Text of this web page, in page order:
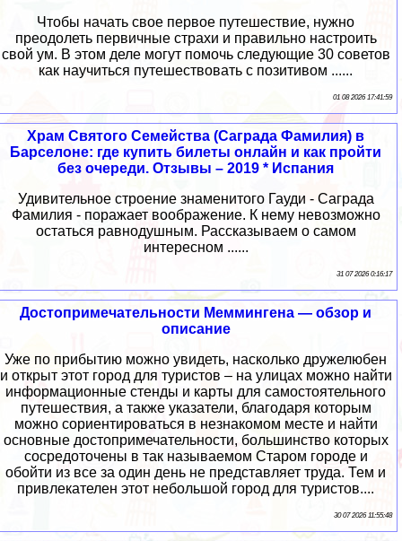
Чтобы начать свое первое путешествие, нужно
преодолеть первичные страхи и правильно настроить
свой ум. В этом деле могут помочь следующие 30 советов
как научиться путешествовать с позитивом ......
01 08 2026 17:41:59
Храм Святого Семейства (Саграда Фамилия) в
Барселоне: где купить билеты онлайн и как пройти
без очереди. Отзывы – 2019 * Испания
Удивительное строение знаменитого Гауди - Саграда
Фамилия - поражает воображение. К нему невозможно
остаться равнодушным. Рассказываем о самом
интересном ......
31 07 2026 0:16:17
Достопримечательности Меммингена — обзор и
описание
Уже по прибытию можно увидеть, насколько дружелюбен
и открыт этот город для туристов – на улицах можно найти
информационные стенды и карты для самостоятельного
путешествия, а также указатели, благодаря которым
можно сориентироваться в незнакомом месте и найти
основные достопримечательности, большинство которых
сосредоточены в так называемом Старом городе и
обойти из все за один день не представляет труда. Тем и
привлекателен этот небольшой город для туристов....
30 07 2026 11:55:48